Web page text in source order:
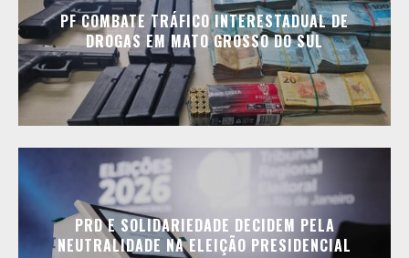
PF COMBATE TRÁFICO INTERESTADUAL DE
DROGAS EM MATO GROSSO DO SUL
PRD E SOLIDARIEDADE DECIDEM PELA
NEUTRALIDADE NA ELEIÇÃO PRESIDENCIAL